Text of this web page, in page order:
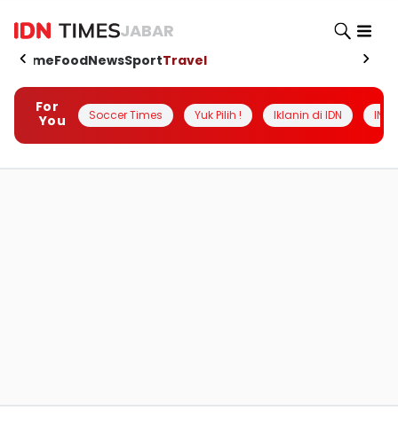
JABAR
HomeFoodNewsSportTravel
For
You
Soccer Times Yuk Pilih ! Iklanin di IDN